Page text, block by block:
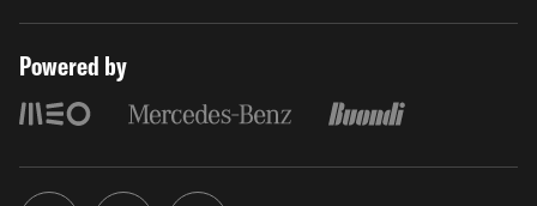
Powered by